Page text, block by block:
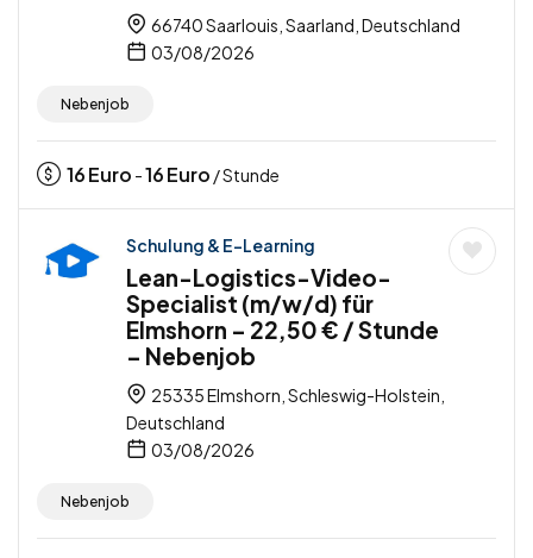
66740 Saarlouis, Saarland, Deutschland
03/08/2026
Nebenjob
16Euro -16Euro / Stunde
Schulung & E-Learning
Lean-Logistics-Video-
Specialist (m/w/d) für
Elmshorn – 22,50 € / Stunde
– Nebenjob
25335 Elmshorn, Schleswig-Holstein,
Deutschland
03/08/2026
Nebenjob